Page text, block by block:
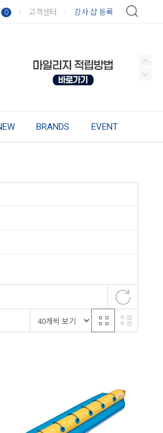
0 고객센터 강사·샵 등록
BRANDS EVENT